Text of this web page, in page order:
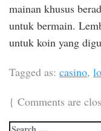
mainan khusus
untuk bermain.
untuk koin yang
Tagged as: casino,
{ Comments are